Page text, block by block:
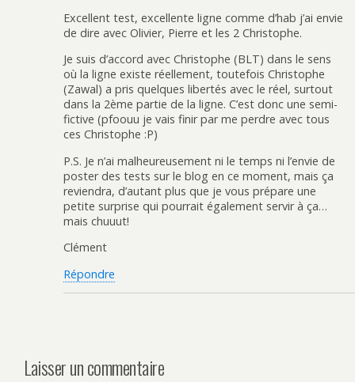
Excellent test, excellente ligne comme d’hab j’ai envie
de dire avec Olivier, Pierre et les 2 Christophe.
Je suis d’accord avec Christophe (BLT) dans le sens
où la ligne existe réellement, toutefois Christophe
(Zawal) a pris quelques libertés avec le réel, surtout
dans la 2ème partie de la ligne. C’est donc une semi-
fictive (pfoouu je vais finir par me perdre avec tous
ces Christophe :P)
P.S. Je n’ai malheureusement ni le temps ni l’envie de
poster des tests sur le blog en ce moment, mais ça
reviendra, d’autant plus que je vous prépare une
petite surprise qui pourrait également servir à ça…
mais chuuut!
Clément
Répondre
Laisser un commentaire